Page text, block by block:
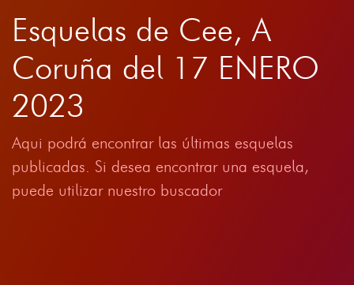
Esquelas de Cee, A
Coruña del 17 ENERO
2023
Aqui podrá encontrar las últimas esquelas
publicadas. Si desea encontrar una esquela,
puede utilizar nuestro buscador